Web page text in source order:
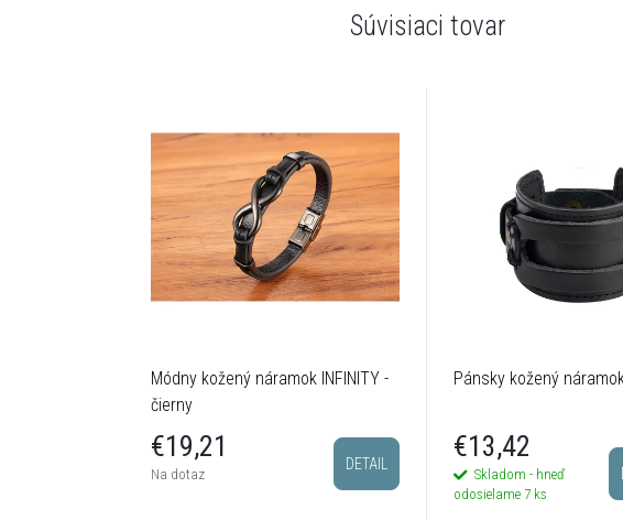
Súvisiaci tovar
Módny kožený náramok INFINITY -
čierny
€19,21
Na dotaz
DETAIL
Pánsky kožený
€13,42
Skladom - hneď
odosielame 7 ks